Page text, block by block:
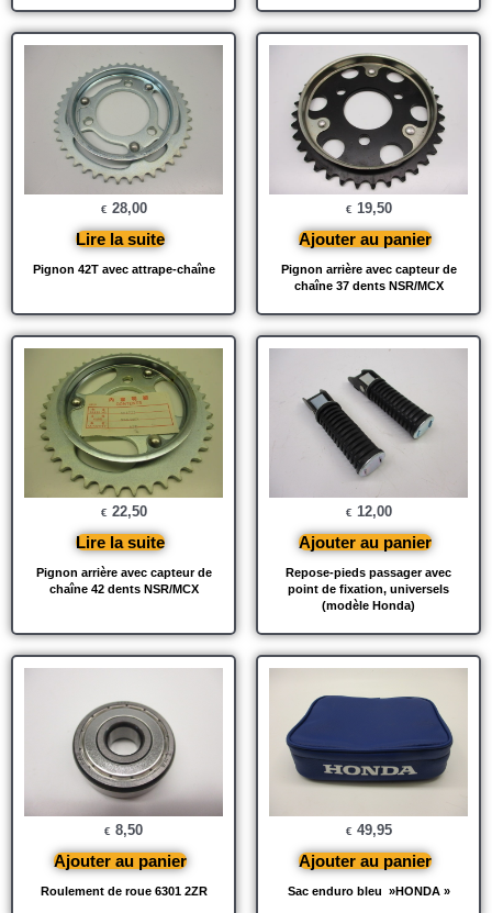
Pignon 42T avec attrape-chaîne
€ 28,00
Lire la suite
Pignon arrière avec capteur de
chaîne 37 dents NSR/MCX
€ 19,50
Ajouter au panier
Pignon arrière avec capteur de
chaîne 42 dents NSR/MCX
€ 22,50
Lire la suite
Repose-pieds passager avec
point de fixation, universels
(modèle Honda)
€ 12,00
Ajouter au panier
Roulement de roue 6301 2ZR
€ 8,50
Ajouter au panier
Sac enduro bleu »HONDA »
€ 49,95
Ajouter au panier